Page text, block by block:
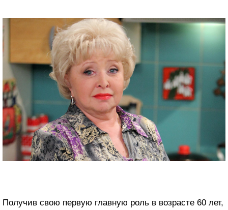
Получив свою первую главную роль в возрасте 60 лет,